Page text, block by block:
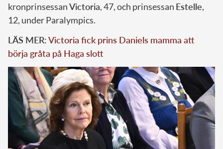
kronprinsessanVictoria, 47, och prinsessan Estelle,
12, under Paralympics.
LÄS MER:Victoria fick prins Daniels mamma att
börja gråta på Haga slott